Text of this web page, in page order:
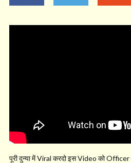
पूरी दुन्या में Viral करदो इस Video को